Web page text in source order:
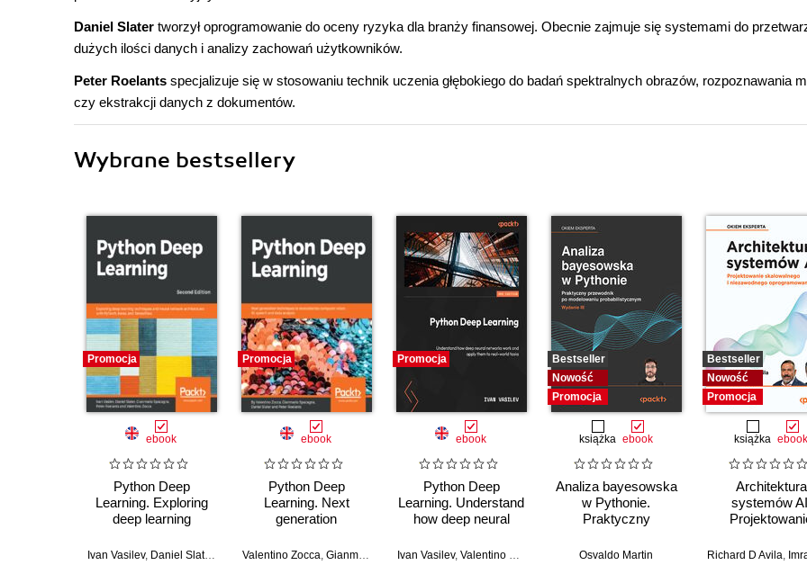
Daniel Slater tworzył oprogramowanie do oceny ryzyka dla branży finansowej. Obecnie zajmuje się systemami do
dużych ilości danych i analizy zachowań użytkowników.
Peter Roelants specjalizuje się w stosowaniu technik uczenia głębokiego do badań spektralnych obrazów, rozpoznawania
czy ekstrakcji danych z dokumentów.
Wybrane bestsellery
Promocja
ebook
Python Deep
Learning. Exploring
deep learning
neural network
Ivan Vasilev, Daniel Slater , Gianmario Spacagna ,Peter Roelants,Valentino Zocca
Promocja
ebook
Python Deep
Learning. Next
generation
revolutionize
Valentino Zocca, Gianmario Spacagna ,Daniel Slater,Peter Roelants
Promocja
ebook
Python Deep
Learning. Understand
how deep neural
apply them to real-
Ivan Vasilev, Valentino Zocca
Bestseller
Nowość
Promocja
książka ebook
Analiza bayesowska
w Pythonie.
Praktyczny
modelowaniu
Osvaldo Martin
Bestseller
Nowość
Promocja
książka ebook
Architektura
systemów
Richard D Avila, Imran